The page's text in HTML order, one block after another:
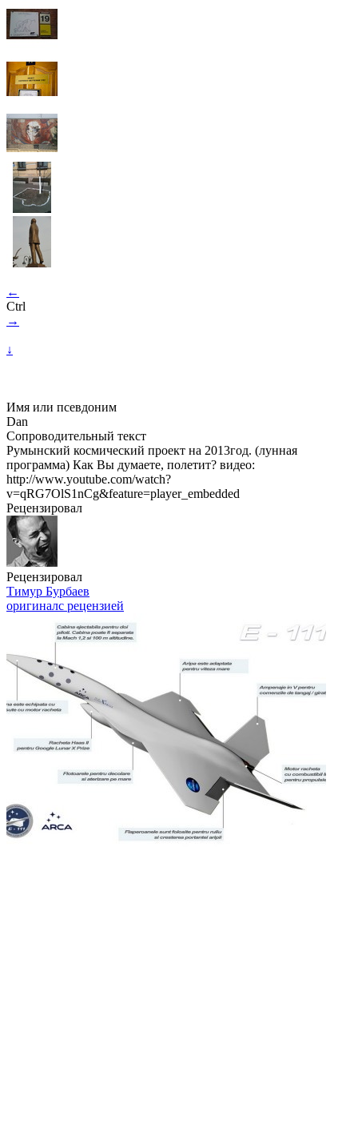
←
Ctrl
→
↓
Имя или псевдоним
Dan
Сопроводительный текст
Румынский космический проект на 2013год. (лунная
программа) Как Вы думаете, полетит? видео:
http://www.youtube.com/watch?
v=qRG7OlS1nCg&feature=player_embedded
Рецензировал
Рецензировал
Тимур Бурбаев
оригиналс рецензией